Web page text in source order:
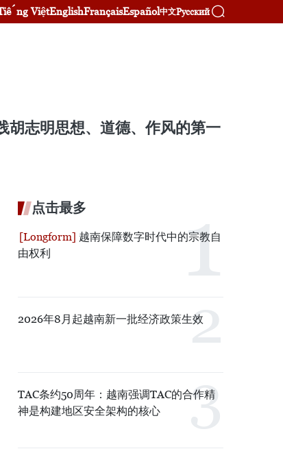
ViệtEnglishFrançaisEspañol中文Русский
胡志明思想、道德、作风的第一
点击最多
越南保障数字时代中的宗教自
由权利
2026年8月起越南新一批经济政策生效
TAC条约50周年：越南强调TAC的合作精
神是构建地区安全架构的核心